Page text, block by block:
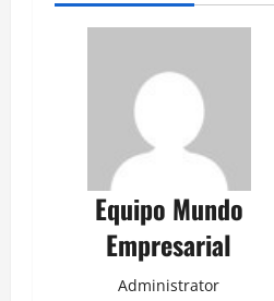
Equipo Mundo
Empresarial
Administrator